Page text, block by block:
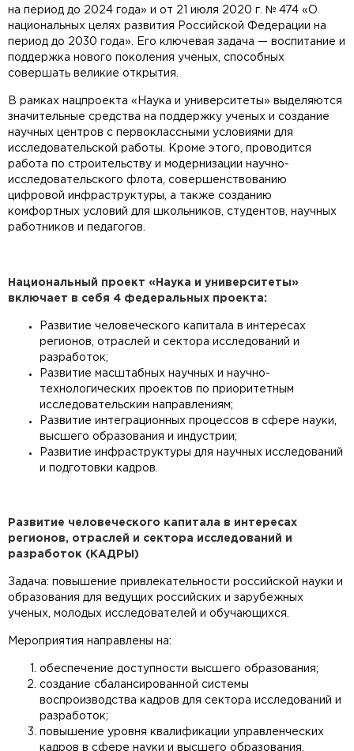
на период до 2024 года» и от 21 июля 2020 г. № 474 «О
национальных целях развития Российской Федерации на
период до 2030 года». Его ключевая задача — воспитание и
поддержка нового поколения ученых, способных
совершать великие открытия.
В рамках нацпроекта «Наука и университеты» выделяются
значительные средства на поддержку ученых и создание
научных центров с первоклассными условиями для
исследовательской работы. Кроме этого, проводится
работа по строительству и модернизации научно-
исследовательского флота, совершенствованию
цифровой инфраструктуры, а также созданию
комфортных условий для школьников, студентов, научных
работников и педагогов.
Национальный проект «Наука и университеты»
включает в себя 4 федеральных проекта:
Развитие человеческого капитала в интересах
регионов, отраслей и сектора исследований и
разработок;
Развитие масштабных научных и научно-
технологических проектов по приоритетным
исследовательским направлениям;
Развитие интеграционных процессов в сфере науки,
высшего образования и индустрии;
Развитие инфраструктуры для научных исследований
и подготовки кадров.
Развитие человеческого капитала в интересах
регионов, отраслей и сектора исследований и
разработок (КАДРЫ)
Задача: повышение привлекательности российской науки и
образования для ведущих российских и зарубежных
ученых, молодых исследователей и обучающихся.
Мероприятия направлены на:
обеспечение доступности высшего образования;
создание сбалансированной системы
воспроизводства кадров для сектора исследований и
разработок;
повышение уровня квалификации управленческих
кадров в сфере науки и высшего образования.